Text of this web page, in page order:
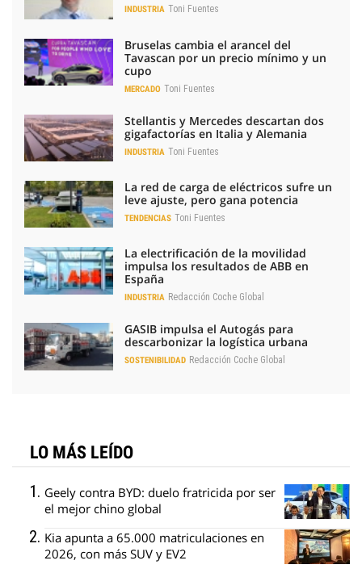
INDUSTRIA Toni Fuentes
Bruselas cambia el arancel del
Tavascan por un precio mínimo y un
cupo
MERCADO Toni Fuentes
Stellantis y Mercedes descartan dos
gigafactorías en Italia y Alemania
INDUSTRIA Toni Fuentes
La red de carga de eléctricos sufre un
leve ajuste, pero gana potencia
TENDENCIAS Toni Fuentes
La electrificación de la movilidad
impulsa los resultados de ABB en
España
INDUSTRIA Redacción Coche Global
GASIB impulsa el Autogás para
descarbonizar la logística urbana
SOSTENIBILIDAD Redacción Coche Global
LO MÁS LEÍDO
Geely contra BYD: duelo fratricida por ser
el mejor chino global
Kia apunta a 65.000 matriculaciones en
2026, con más SUV y EV2